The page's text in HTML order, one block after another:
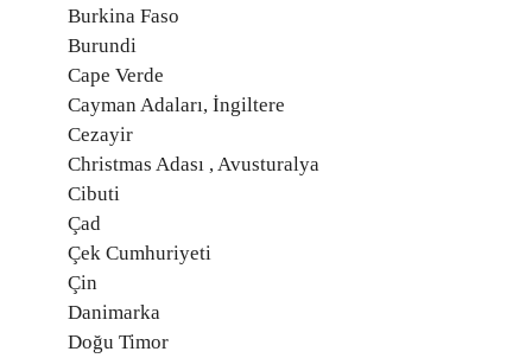
Burkina Faso
Burundi
Cape Verde
Cayman Adaları, İngiltere
Cezayir
Christmas Adası , Avusturalya
Cibuti
Çad
Çek Cumhuriyeti
Çin
Danimarka
Doğu Timor